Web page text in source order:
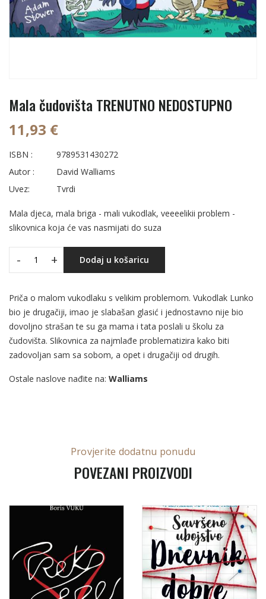
Mala čudovišta TRENUTNO NEDOSTUPNO
11,93 €
ISBN :
9789531430272
Autor :
David Walliams
Uvez:
Tvrdi
Mala djeca, mala briga - mali vukodlak, veeeelikii problem -
slikovnica koja će vas nasmijati do suza
- + Dodaj u košaricu
Priča o malom vukodlaku s velikim problemom. Vukodlak Lunko
bio je drugačiji, imao je slabašan glasić i jednostavno nije bio
dovoljno strašan te su ga mama i tata poslali u školu za
čudovišta. Slikovnica za najmlađe problematizira kako biti
zadovoljan sam sa sobom, a opet i drugačiji od drugih.
Ostale naslove nađite na: Walliams
Provjerite dodatnu ponudu
POVEZANI PROIZVODI